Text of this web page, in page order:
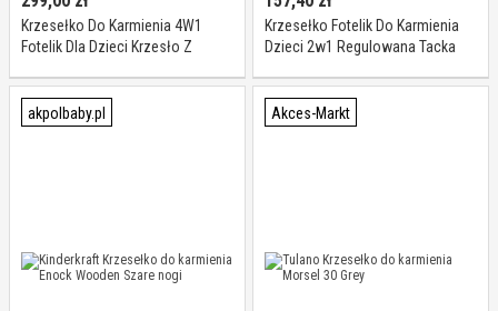
Krzesełko Do Karmienia 4W1
Fotelik Dla Dzieci Krzesło Z
Krzesełko Fotelik Do Karmienia
Dzieci 2w1 Regulowana Tacka
akpolbaby.pl Akces-Markt